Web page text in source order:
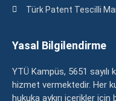
Türk Patent Tescilli
Yasal Bilgilendirme
YTÜ Kampüs, 5651 sayılı
hizmet vermektedir. Her
hukuka aykırı içerikler